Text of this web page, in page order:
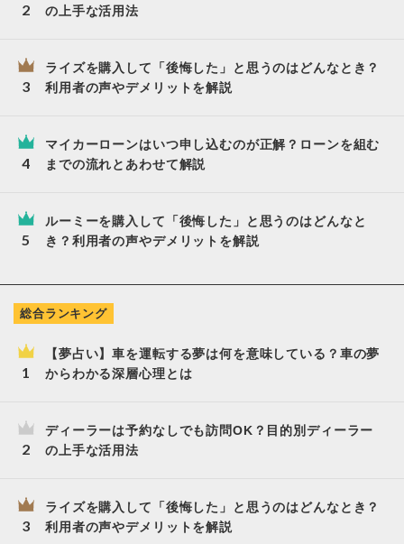
の上手な活用法
ライズを購入して「後悔した」と思うのはどんなとき？
利用者の声やデメリットを解説
マイカーローンはいつ申し込むのが正解？ローンを組む
までの流れとあわせて解説
ルーミーを購入して「後悔した」と思うのはどんなと
き？利用者の声やデメリットを解説
総合ランキング
【夢占い】車を運転する夢は何を意味している？車の夢
からわかる深層心理とは
ディーラーは予約なしでも訪問OK？目的別ディーラー
の上手な活用法
ライズを購入して「後悔した」と思うのはどんなとき？
利用者の声やデメリットを解説